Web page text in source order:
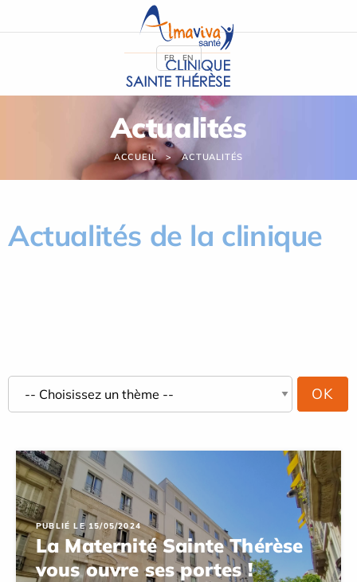
Actualités
ACCUEIL ACTUALITÉS
Actualités de la clinique
PUBLIÉ LE 15/05/2024
La Maternité Sainte Thérèse
vous ouvre ses portes !
FR EN
Panneau de gestion des cookies